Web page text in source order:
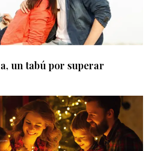
un tabú por superar